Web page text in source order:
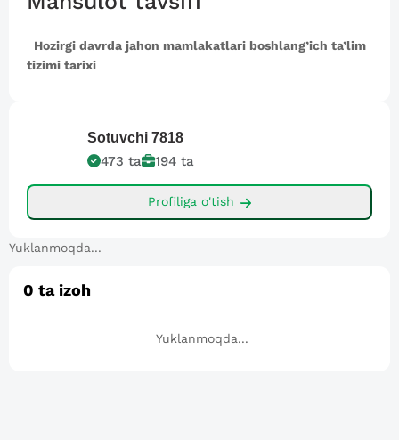
Hozirgi davrda jahon mamlakatlari boshlang’ich ta’lim
tizimi tarixi
Sotuvchi 7818
473 ta 194 ta
Profiliga o'tish
Yuklanmoqda...
0 ta izoh
Yuklanmoqda...